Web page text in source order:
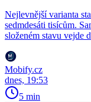
Nejlevnější varianta
sedmdesáti tisícům.
složeném stavu vejde
Mobify.cz
dnes, 19:53
5 min